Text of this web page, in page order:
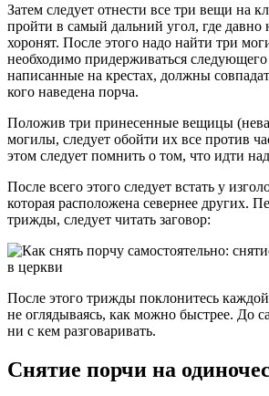
Затем следует отнести все три вещи на
пройти в самый дальний угол, где давно
хоронят. После этого надо найти три
необходимо придерживаться
написанные на крестах, должны
кого наведена порча.
Положив три принесенные вещицы
могилы, следует обойти их все против
этом следует помнить о том, что идти
После всего этого следует встать у
которая расположена севернее других.
трижды, следует читать заговор:
После этого трижды поклонитесь
не оглядываясь, как можно быстрее. До
ни с кем разговаривать.
Снятие порчи на